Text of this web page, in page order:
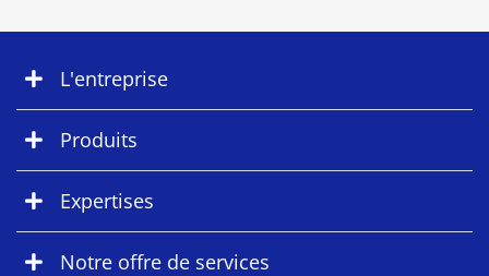
L'entreprise
Produits
Expertises
Notre offre de services